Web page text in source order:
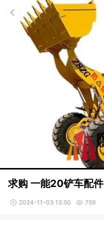
求购 一能20铲车配件
2024-11-03 13:50 759